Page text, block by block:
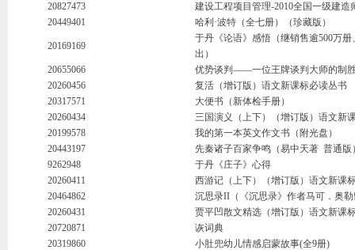
20827473
建设工程项目管理-2010全国一级建
20449401
哈利·波特（全七册）（珍藏版）
20169169
于丹《论语》感悟（继销售逾500万
出）
20655066
优势谈判——一位王牌谈判大师的制
20260456
复活（增订版）语文新课标必读丛书
20317571
大便书（新体检手册）
20260434
三国演义（上下）（增订版）语文新
20199578
我的第一本英文作文书（附光盘）
20443197
先秦诸子百家争鸣（易中天著 普通版
9262948
于丹《庄子》心得
20260411
西游记（上下）（增订版）语文新课
20464862
沉思录II（《沉思录》作者马可．奥
20260431
贾平凹散文精选（增订版）语文新课
20720871
诙词典
20319860
小肚兜幼儿情感启蒙故事(全9册)